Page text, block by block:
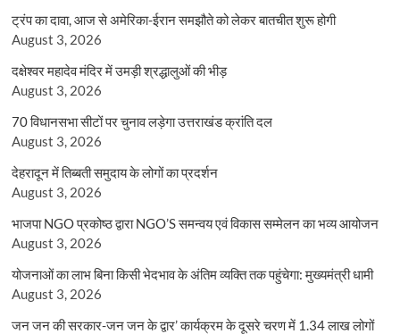
ट्रंप का दावा, आज से अमेरिका-ईरान समझौते को लेकर बातचीत शुरू होगी
August 3, 2026
दक्षेश्वर महादेव मंदिर में उमड़ी श्रद्धालुओं की भीड़
August 3, 2026
70 विधानसभा सीटों पर चुनाव लड़ेगा उत्तराखंड क्रांति दल
August 3, 2026
देहरादून में तिब्बती समुदाय के लोगों का प्रदर्शन
August 3, 2026
भाजपा NGO प्रकोष्ठ द्वारा NGO’S समन्वय एवं विकास सम्मेलन का भव्य आयोजन
August 3, 2026
योजनाओं का लाभ बिना किसी भेदभाव के अंतिम व्यक्ति तक पहुंचेगा: मुख्यमंत्री धामी
August 3, 2026
जन जन की सरकार-जन जन के द्वार’ कार्यक्रम के दूसरे चरण में 1.34 लाख लोगों